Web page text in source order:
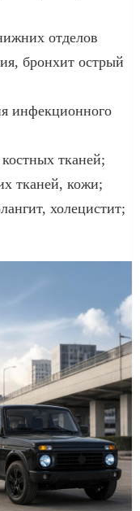
отделов
бронхит острый
инфекционного
тканей;
тканей, кожи;
холецистит;